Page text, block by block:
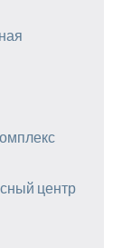
центр